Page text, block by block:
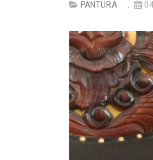
PANTURA